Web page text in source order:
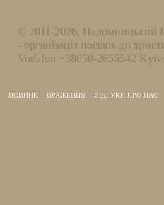
© 2011-2026, Паломницький
- організація поїздок до
Vodafon +38050-2655542
НОВИНИ ВРАЖЕННЯ ВІДГУКИ ПРО НАС